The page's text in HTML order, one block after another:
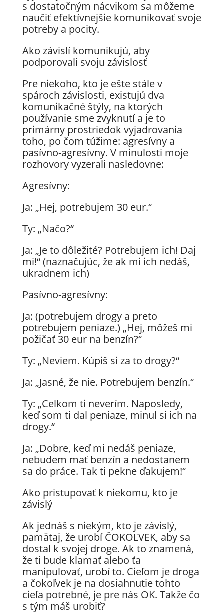
s dostatočným nácvikom sa môžeme
naučiť efektívnejšie komunikovať svoje
potreby a pocity.
Ako závislí komunikujú, aby
podporovali svoju závislosť
Pre niekoho, kto je ešte stále v
spároch závislosti, existujú dva
komunikačné štýly, na ktorých
používanie sme zvyknutí a je to
primárny prostriedok vyjadrovania
toho, po čom túžime: agresívny a
pasívno-agresívny. V minulosti moje
rozhovory vyzerali nasledovne:
Agresívny:
Ja: „Hej, potrebujem 30 eur.“
Ty: „Načo?“
Ja: „Je to dôležité? Potrebujem ich! Daj
mi!“ (naznačujúc, že ak mi ich nedáš,
ukradnem ich)
Pasívno-agresívny:
Ja: (potrebujem drogy a preto
potrebujem peniaze.) „Hej, môžeš mi
požičať 30 eur na benzín?“
Ty: „Neviem. Kúpiš si za to drogy?“
Ja: „Jasné, že nie. Potrebujem benzín.“
Ty: „Celkom ti neverím. Naposledy,
keď som ti dal peniaze, minul si ich na
drogy.“
Ja: „Dobre, keď mi nedáš peniaze,
nebudem mať benzín a nedostanem
sa do práce. Tak ti pekne ďakujem!“
Ako pristupovať k niekomu, kto je
závislý
Ak jednáš s niekým, kto je závislý,
pamätaj, že urobí ČOKOĽVEK, aby sa
dostal k svojej droge. Ak to znamená,
že ti bude klamať alebo ťa
manipulovať, urobí to. Cieľom je droga
a čokoľvek je na dosiahnutie tohto
cieľa potrebné, je pre nás OK. Takže čo
s tým máš urobiť?